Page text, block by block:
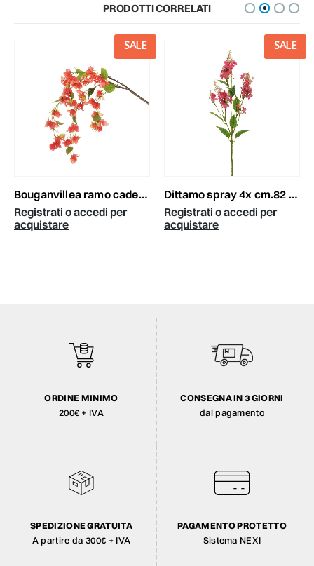
PRODOTTI CORRELATI
SALE
bouganvillea ramo cadente gommato cm.120 corallo
Registrati o accedi per
acquistare
SALE
dittamo spray 4x cm.82 fuxia
Registrati o accedi per
acquistare
ORDINE MINIMO
200€ + IVA
CONSEGNA IN 3 GIORNI
dal pagamento
SPEDIZIONE GRATUITA
A partire da 300€ + IVA
PAGAMENTO PROTETTO
Sistema NEXI